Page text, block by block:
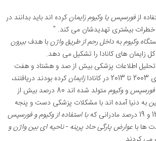
ازفورسپس یا وکیوم زایمانکرده اند باید بدانند در
خطرات بیشتری تهدیدشان می کند. "
وکیومبه داخل رحم از طریق واژنبا هدفبیرون
زایمان های کانادا را تشکیل می دهد.
اطلاعات پزشکی بیش از صد و هشتاد و هفت
زایمانکرده بودند دریافتند،
فورسپسووکیوم
متولد شده اند 80 درصد بیش از
به دنیا آمده اند با مشکلات پزشکی دست و پنجه
با استفاده از وکیوم و فورسپس
ها با عوارض پارگی حاد پرینه -ناحیه ای بین واژن و